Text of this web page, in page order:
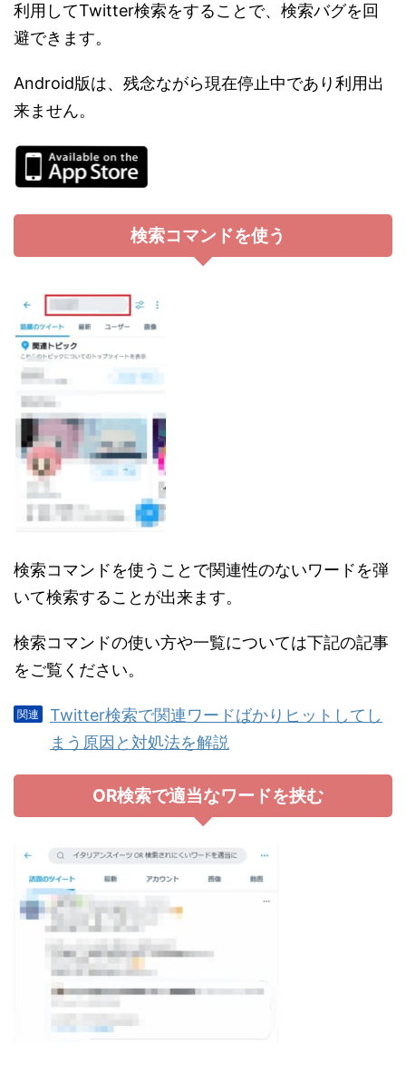
利用してTwitter検索をすることで、検索バグを回
避できます。
Android版は、残念ながら現在停止中であり利用出
来ません。
検索コマンドを使う
検索コマンドを使うことで関連性のないワードを弾
いて検索することが出来ます。
検索コマンドの使い方や一覧については下記の記事
をご覧ください。
Twitter検索で関連ワードばかりヒットしてし
まう原因と対処法を解説
OR検索で適当なワードを挟む